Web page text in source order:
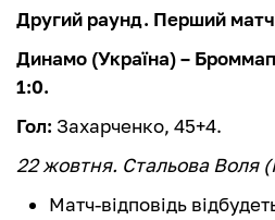
Другий раунд. Перший
Динамо (Україна) –
1:0.
Гол: Захарченко, 45+4.
22 жовтня. Стальова Воля
Матч-відповідь